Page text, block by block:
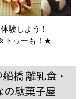
験しよう！
トゥーも！★
橋 離乳食・
の駄菓子屋